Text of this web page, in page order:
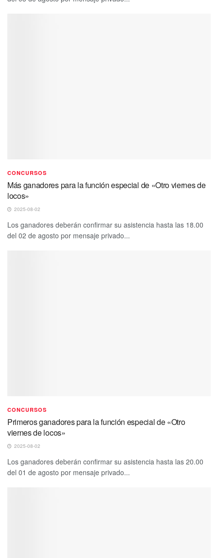
CONCURSOS
Más ganadores para la función especial de «Otro viernes de
locos»
2025-08-02
Los ganadores deberán confirmar su asistencia hasta las 18.00
del 02 de agosto por mensaje privado...
CONCURSOS
Primeros ganadores para la función especial de «Otro
viernes de locos»
2025-08-02
Los ganadores deberán confirmar su asistencia hasta las 20.00
del 01 de agosto por mensaje privado...